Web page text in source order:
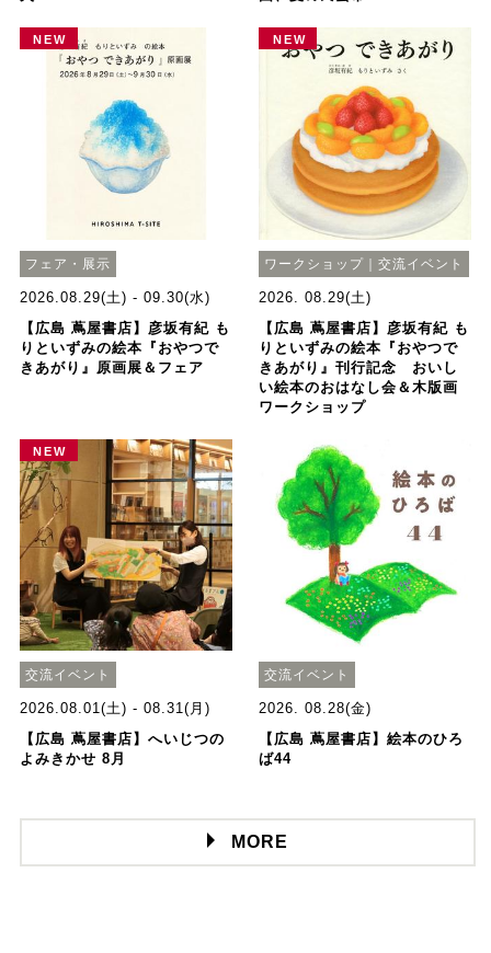
NEW
フェア・展示
2026.08.29(土) - 09.30(水)
【広島 蔦屋書店】彦坂有紀 も
りといずみの絵本『おやつで
きあがり』原画展＆フェア
NEW
ワークショップ｜交流イベント
2026. 08.29(土)
【広島 蔦屋書店】彦坂有紀 も
りといずみの絵本『おやつで
きあがり』刊行記念 おいし
い絵本のおはなし会＆木版画
ワークショップ
NEW
交流イベント
2026.08.01(土) - 08.31(月)
【広島 蔦屋書店】へいじつの
よみきかせ 8月
交流イベント
2026. 08.28(金)
【広島 蔦屋書店】絵本のひろ
ば44
MORE